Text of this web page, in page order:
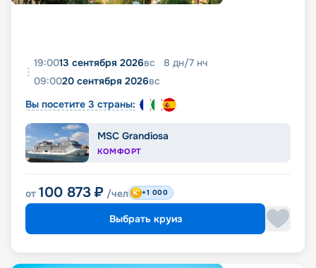
19:0013 сентября 2026вс 8 дн/7 нч
09:0020 сентября 2026вс
Вы посетите 3 страны:
MSC Grandiosa
КОМФОРТ
от 100 873 ₽ /чел +1 000
Выбрать круиз